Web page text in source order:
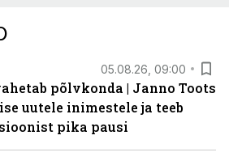
05.08.26, 09:00
põlvkonda | Janno Toots
uutele inimestele ja teeb
pika pausi